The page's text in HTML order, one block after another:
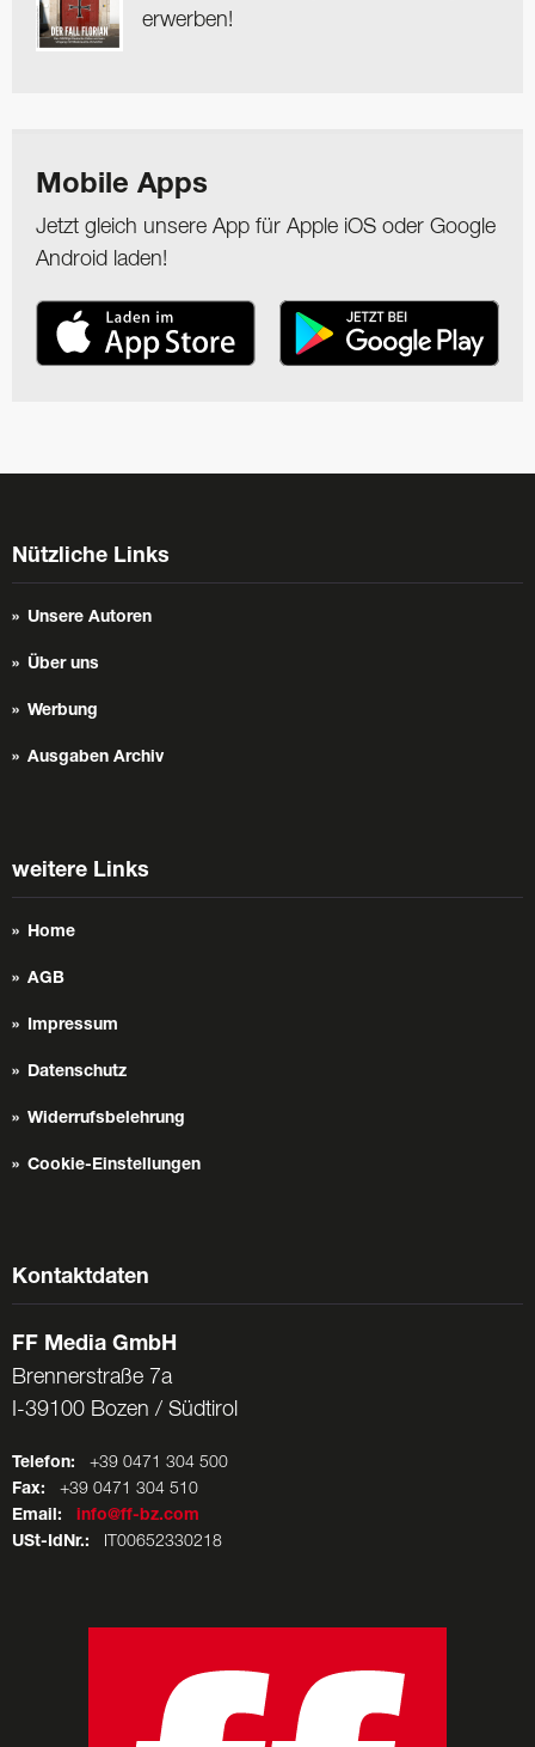
erwerben!
Mobile Apps
Jetzt gleich unsere App für Apple iOS oder Google
Android laden!
Nützliche Links
Unsere Autoren
Über uns
Werbung
Ausgaben Archiv
weitere Links
Home
AGB
Impressum
Datenschutz
Widerrufsbelehrung
Cookie-Einstellungen
Kontaktdaten
FF Media GmbH
Brennerstraße 7a
I-39100 Bozen / Südtirol
Telefon: +39 0471 304 500
Fax: +39 0471 304 510
Email:
info@ff-bz.com
USt-IdNr.: IT00652330218